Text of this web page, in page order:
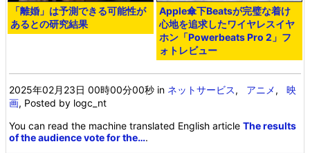
「離婚」は予測できる可能性が
あるとの研究結果
Apple傘下Beatsが完璧な着け
心地を追求したワイヤレスイヤ
ホン「Powerbeats Pro 2」フ
ォトレビュー
2025年02月23日 00時00分00秒 in ネットサービス, アニメ,映
画, Posted by logc_nt
You can read the machine translated English articleThe results
of the audience vote for the….